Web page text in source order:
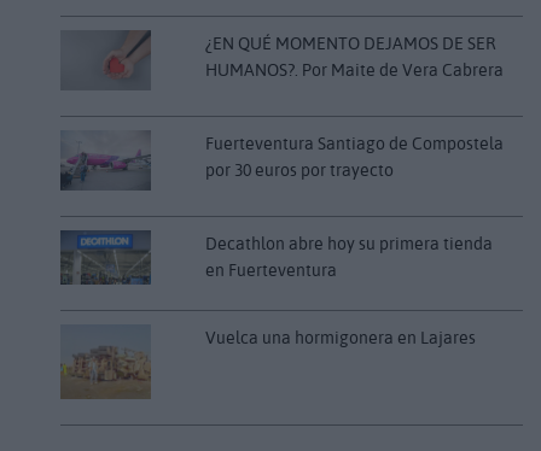
¿EN QUÉ MOMENTO DEJAMOS DE SER
HUMANOS?. Por Maite de Vera Cabrera
Fuerteventura Santiago de Compostela
por 30 euros por trayecto
Decathlon abre hoy su primera tienda
en Fuerteventura
Vuelca una hormigonera en Lajares